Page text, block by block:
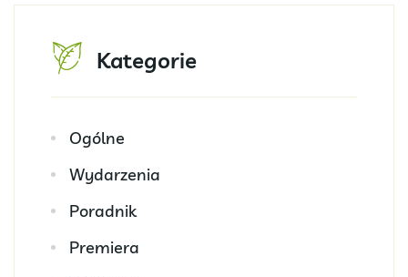
Kategorie
Ogólne
Wydarzenia
Poradnik
Premiera